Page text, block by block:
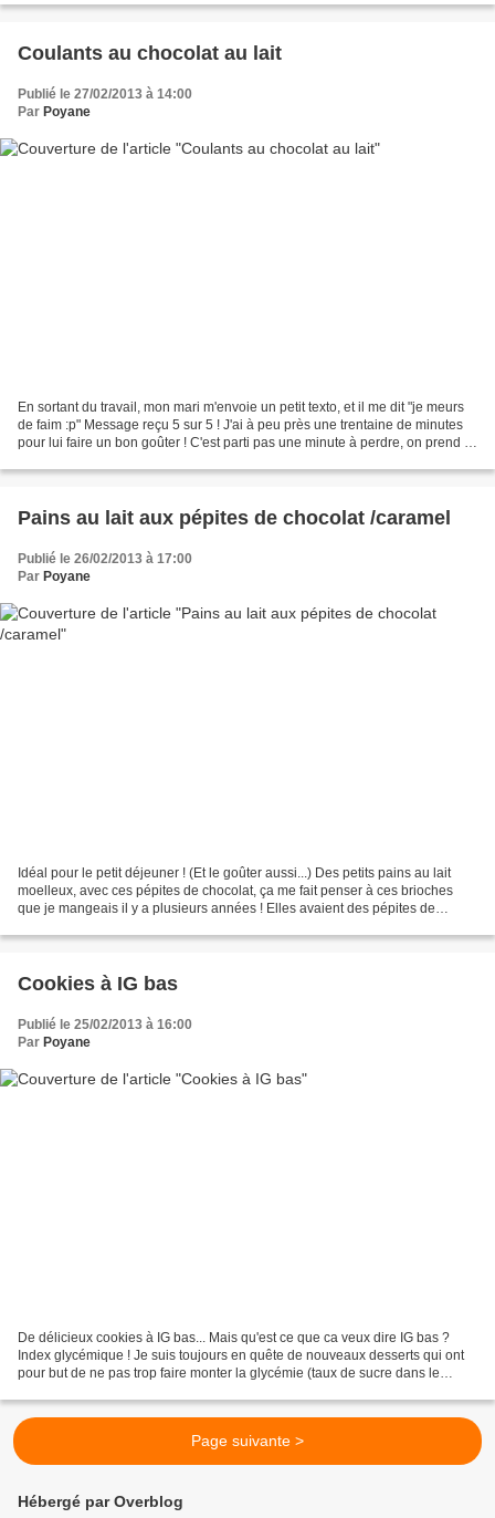
Coulants au chocolat au lait
Publié le 27/02/2013 à 14:00
Par Poyane
En sortant du travail, mon mari m'envoie un petit texto, et il me dit "je meurs
de faim :p" Message reçu 5 sur 5 ! J'ai à peu près une trentaine de minutes
pour lui faire un bon goûter ! C'est parti pas une minute à perdre, on prend la
Pains au lait aux pépites de chocolat /caramel
Publié le 26/02/2013 à 17:00
Par Poyane
Idéal pour le petit déjeuner ! (Et le goûter aussi...) Des petits pains au lait
moelleux, avec ces pépites de chocolat, ça me fait penser à ces brioches
que je mangeais il y a plusieurs années ! Elles avaient des pépites de
Cookies à IG bas
Publié le 25/02/2013 à 16:00
Par Poyane
De délicieux cookies à IG bas... Mais qu'est ce que ca veux dire IG bas ?
Index glycémique ! Je suis toujours en quête de nouveaux desserts qui ont
pour but de ne pas trop faire monter la glycémie (taux de sucre dans le
Page suivante >
Hébergé par Overblog